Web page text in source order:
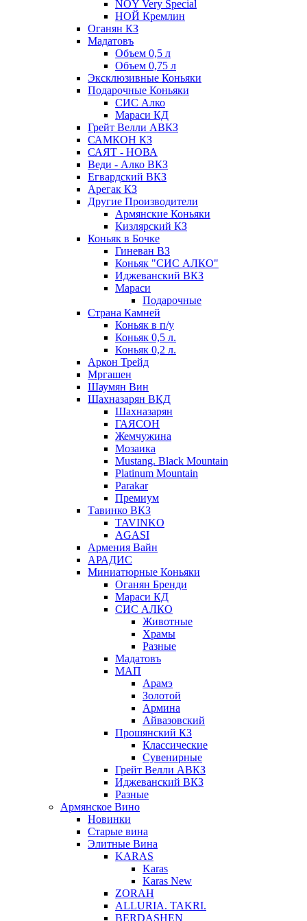
NOY Very Speсial
НОЙ Кремлин
Оганян КЗ
Мадатовъ
Объем 0,5 л
Объем 0,75 л
Эксклюзивные Коньяки
Подарочные Коньяки
СИС Алко
Мараси КД
Грейт Велли АВКЗ
САМКОН КЗ
САЯТ - НОВА
Веди - Алко ВКЗ
Егвардский ВКЗ
Арегак КЗ
Другие Производители
Армянские Коньяки
Кизлярский КЗ
Коньяк в Бочке
Гиневан ВЗ
Коньяк "СИС АЛКО"
Иджеванский ВКЗ
Мараси
Подарочные
Страна Камней
Коньяк в п/у
Коньяк 0,5 л.
Коньяк 0,2 л.
Аркон Трейд
Мргашен
Шаумян Вин
Шахназарян ВКД
Шахназарян
ГАЯСОН
Жемчужина
Мозаика
Mustang. Black Mountain
Platinum Mountain
Parakar
Премиум
Тавинко ВКЗ
TAVINKO
AGASI
Армения Вайн
АРАДИС
Миниатюрные Коньяки
Оганян Бренди
Мараси КД
СИС АЛКО
Животные
Храмы
Разные
Мадатовъ
МАП
Арамэ
Золотой
Армина
Айвазовский
Прошянский КЗ
Классические
Сувенирные
Грейт Велли АВКЗ
Иджеванский ВКЗ
Разные
Армянское Вино
Новинки
Старые вина
Элитные Вина
KARAS
Karas
Karas New
ZORAH
ALLURIA. TAKRI.
BERDASHEN